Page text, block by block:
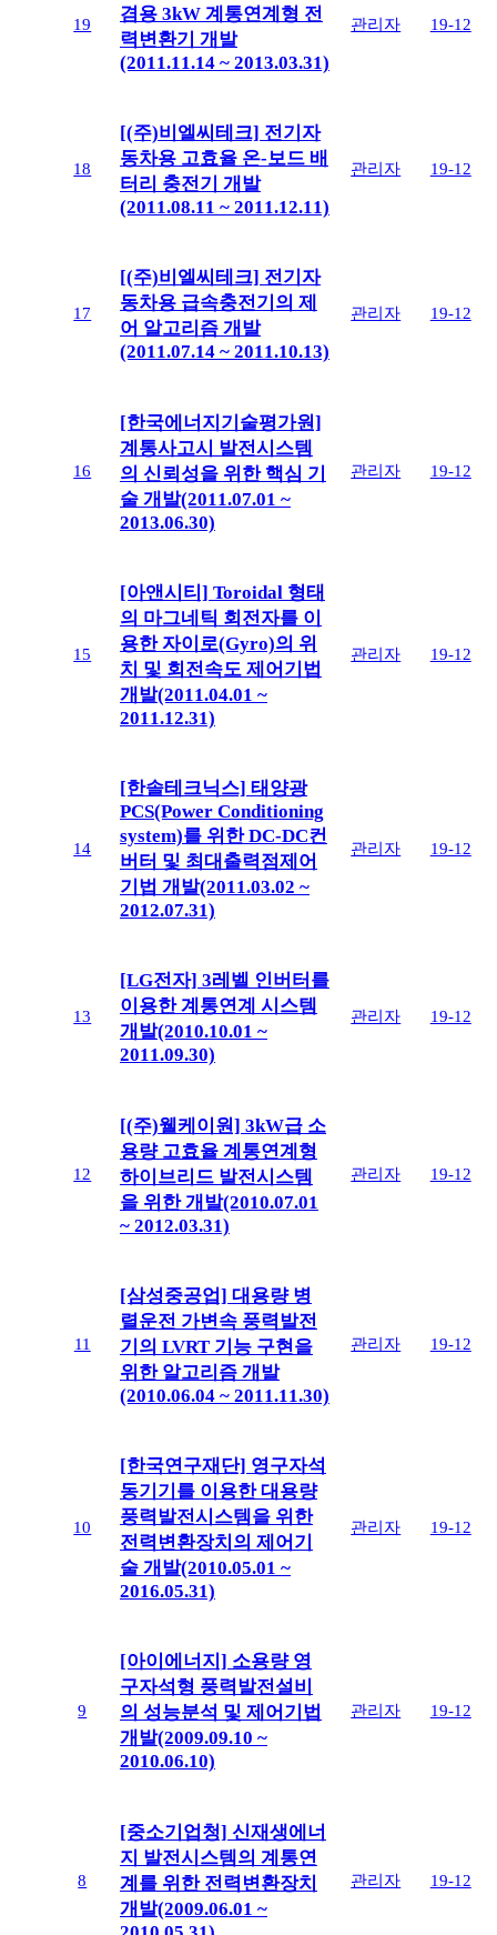
19
겸용 3kW 계통연계형 전
력변환기 개발
(2011.11.14 ~ 2013.03.31)
관리자 19-12
18
[(주)비엘씨테크] 전기자
동차용 고효율 온-보드 배
터리 충전기 개발
(2011.08.11 ~ 2011.12.11)
관리자 19-12
17
[(주)비엘씨테크] 전기자
동차용 급속충전기의 제
어 알고리즘 개발
(2011.07.14 ~ 2011.10.13)
관리자 19-12
16
[한국에너지기술평가원]
계통사고시 발전시스템
의 신뢰성을 위한 핵심 기
술 개발(2011.07.01 ~
2013.06.30)
관리자 19-12
15
[아앤시티] Toroidal 형태
의 마그네틱 회전자를 이
용한 자이로(Gyro)의 위
치 및 회전속도 제어기법
개발(2011.04.01 ~
2011.12.31)
관리자 19-12
14
[한솔테크닉스] 태양광
PCS(Power Conditioning
system)를 위한 DC-DC컨
버터 및 최대출력점제어
기법 개발(2011.03.02 ~
2012.07.31)
관리자 19-12
13
[LG전자] 3레벨 인버터를
이용한 계통연계 시스템
개발(2010.10.01 ~
2011.09.30)
관리자 19-12
12
[(주)웰케이원] 3kW급 소
용량 고효율 계통연계형
하이브리드 발전시스템
을 위한 개발(2010.07.01
~ 2012.03.31)
관리자 19-12
11
[삼성중공업] 대용량 병
렬운전 가변속 풍력발전
기의 LVRT 기능 구현을
위한 알고리즘 개발
(2010.06.04 ~ 2011.11.30)
관리자 19-12
10
[한국연구재단] 영구자석
동기기를 이용한 대용량
풍력발전시스템을 위한
전력변환장치의 제어기
술 개발(2010.05.01 ~
2016.05.31)
관리자 19-12
9
[아이에너지] 소용량 영
구자석형 풍력발전설비
의 성능분석 및 제어기법
개발(2009.09.10 ~
2010.06.10)
관리자 19-12
8
[중소기업청] 신재생에너
지 발전시스템의 계통연
계를 위한 전력변환장치
개발(2009.06.01 ~
관리자 19-12